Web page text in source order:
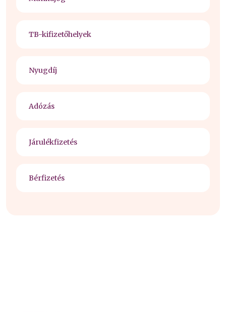
TB-kifizetőhelyek
Nyugdíj
Adózás
Járulékfizetés
Bérfizetés